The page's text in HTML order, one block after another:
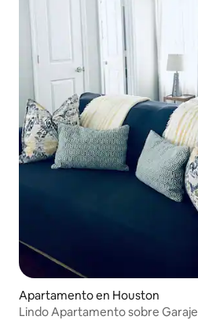
Apartamento en Houston
Lindo Apartamento sobre Garaje